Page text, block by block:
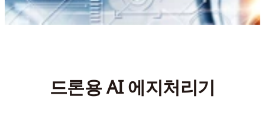
드론용 AI 에지처리기